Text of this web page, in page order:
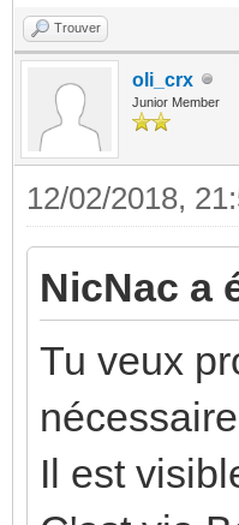
Trouver
oli_crx
Junior Member
12/02/2018,
NicNac a
Tu veux
Il est